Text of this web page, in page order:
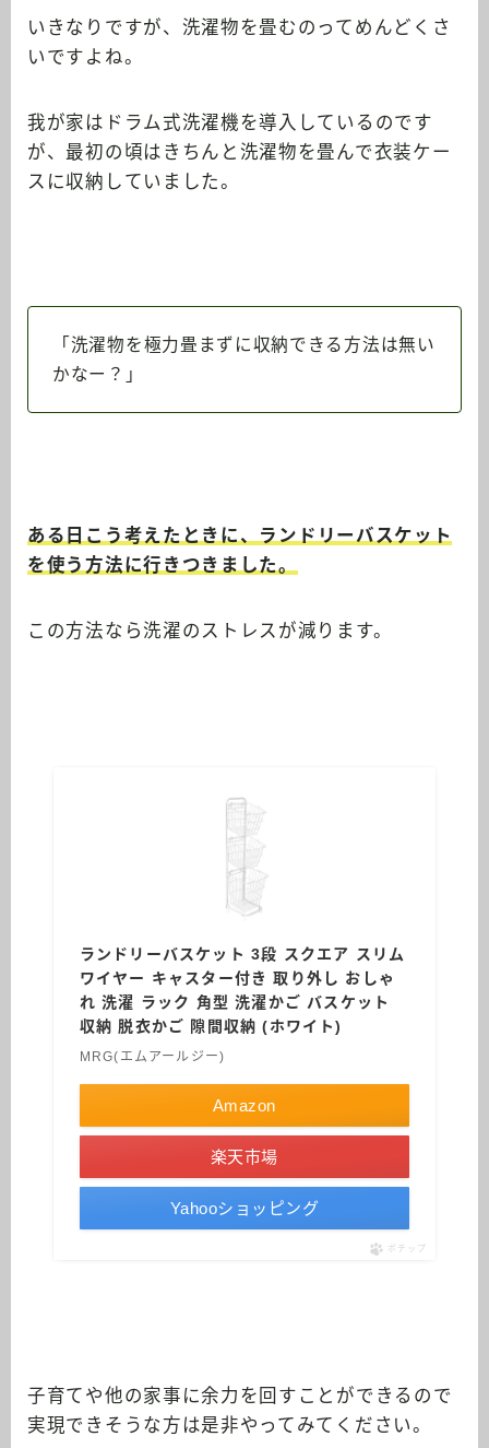
いきなりですが、洗濯物を畳むのってめんどくさ
いですよね。
我が家はドラム式洗濯機を導入しているのです
が、最初の頃はきちんと洗濯物を畳んで衣装ケー
スに収納していました。
「洗濯物を極力畳まずに収納できる方法は無い
かなー？」
ある日こう考えたときに、 ランドリーバスケット
を使う方法に行きつきました。
この方法なら洗濯のストレスが減ります。
ランドリーバスケット 3段 スクエア スリム
ワイヤー キャスター付き 取り外し おしゃ
れ 洗濯 ラック 角型 洗濯かご バスケット
収納 脱衣かご 隙間収納 (ホワイト)
MRG(エムアールジー)
Amazon
楽天市場
Yahooショッピング
ポチップ
子育てや他の家事に余力を回すことができるので
実現できそうな方は是非やってみてください。